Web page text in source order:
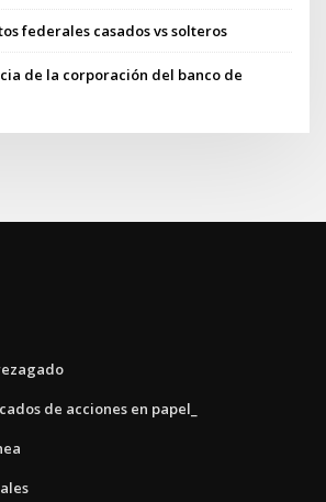
federales casados ​​vs solteros
de la corporación del banco de
de acciones en papel_